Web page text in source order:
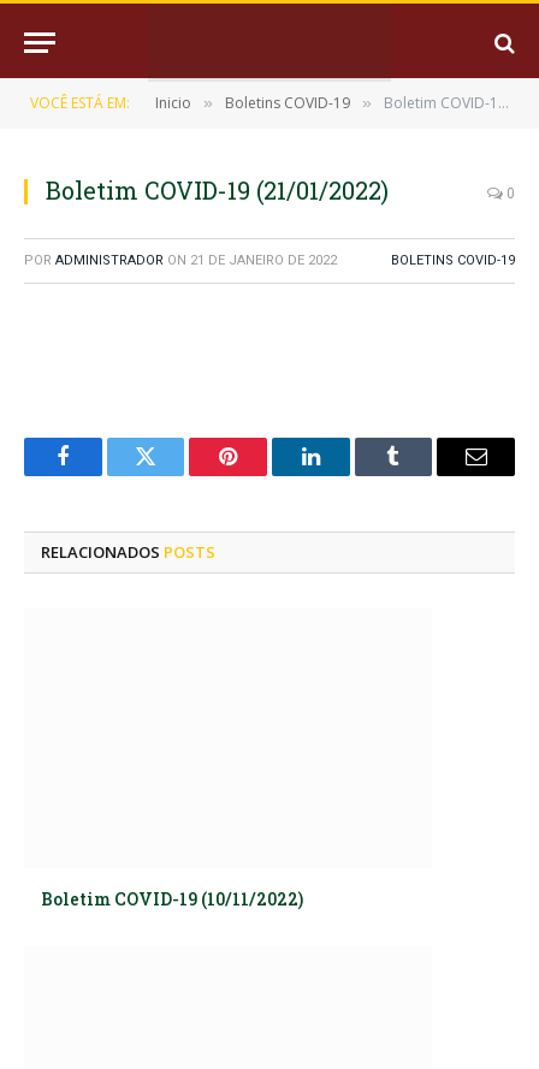
VOCÊ ESTÁ EM: Inicio » Boletins COVID-19 » Boletim COVID-19 (21/01/2022)
Boletim COVID-19 (21/01/2022) 0
POR ADMINISTRADOR ON 21 DE JANEIRO DE 2022 BOLETINS COVID-19
FacebookTwitter Pinterest LinkedInTumblr
E-
RELACIONADOS POSTS
Boletim COVID-19 (10/11/2022)